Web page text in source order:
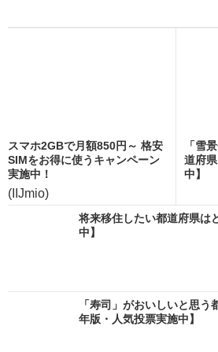
スマホ2GBで月額850円～ 格安
SIMをお得に使うキャンペーン
実施中！
(IIJmio)
「雪
道府
中】
将来移住したい都道府県は
中】
「寿司」がおいしいと思
年版・人気投票実施中】